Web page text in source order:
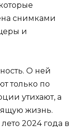
снимками
и
О ней
только по
утихают, а
жизнь.
2024 года в